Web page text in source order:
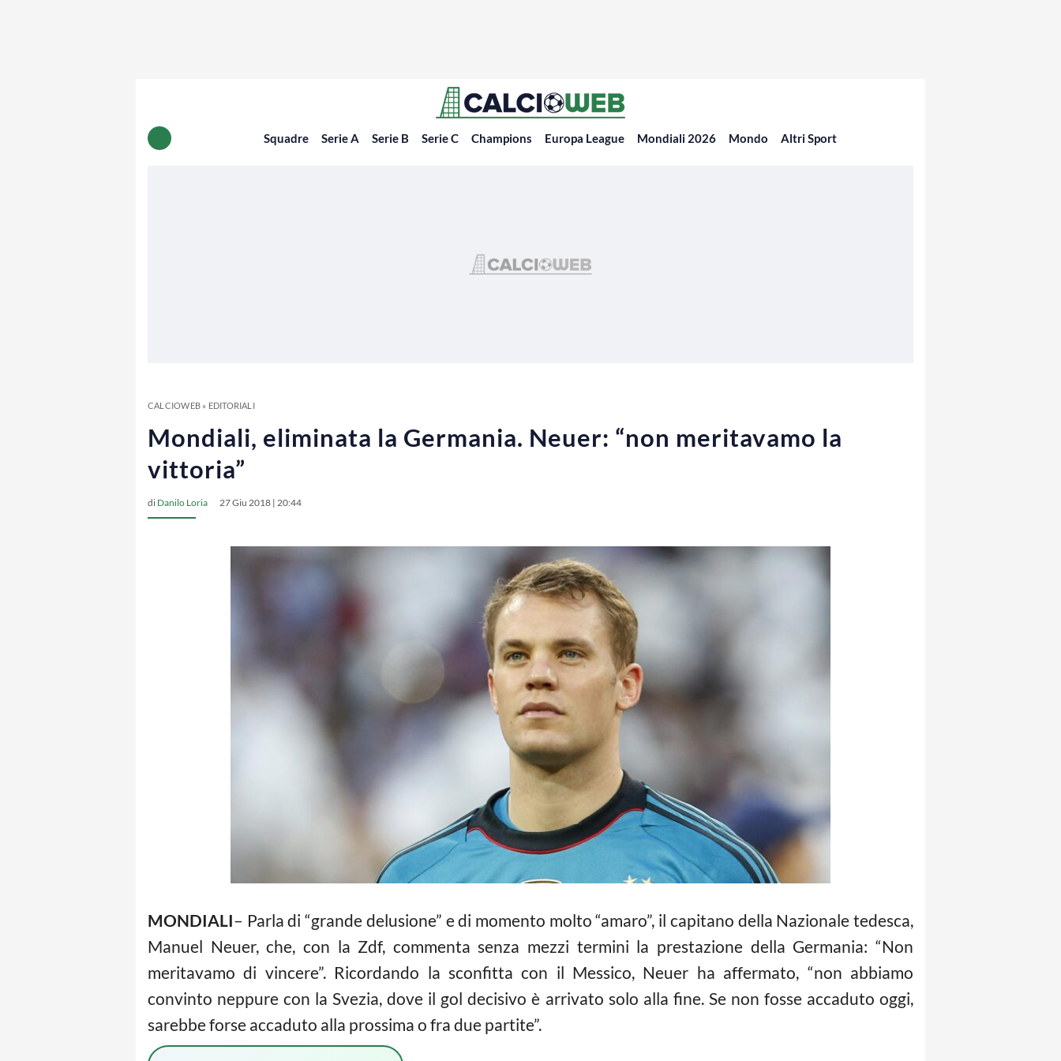
Squadre Serie A Serie B Serie C Champions Europa League Mondiali 2026 Mondo Altri Sport
CALCIOWEB» EDITORIALI
Mondiali, eliminata la Germania. Neuer: “non meritavamo la
vittoria”
di Danilo Loria 27 Giu 2018 | 20:44
MONDIALI– Parla di “grande delusione” e di momento molto “amaro”, il capitano della Nazionale tedesca,
Manuel Neuer, che, con la Zdf, commenta senza mezzi termini la prestazione della Germania: “Non
meritavamo di vincere”. Ricordando la sconfitta con il Messico, Neuer ha affermato, “non abbiamo
convinto neppure con la Svezia, dove il gol decisivo è arrivato solo alla fine. Se non fosse accaduto oggi,
sarebbe forse accaduto alla prossima o fra due partite”.